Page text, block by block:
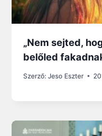
„Nem sejted,
belőled
Szerző: Jeso Eszter